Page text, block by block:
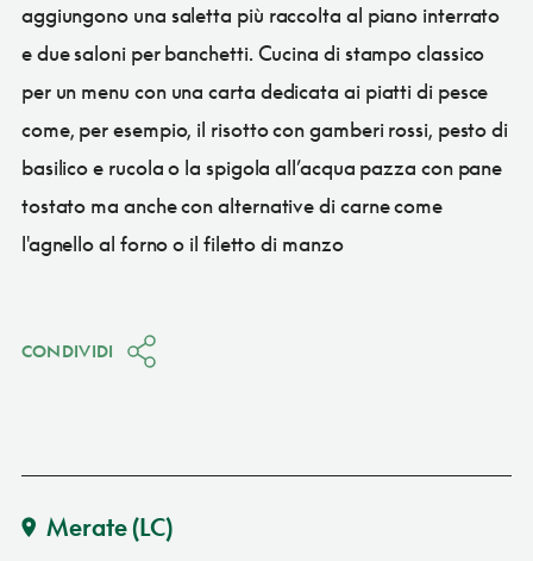
aggiungono una saletta più raccolta al piano interrato
e due saloni per banchetti. Cucina di stampo classico
per un menu con una carta dedicata ai piatti di pesce
come, per esempio, il risotto con gamberi rossi, pesto di
basilico e rucola o la spigola all’acqua pazza con pane
tostato ma anche con alternative di carne come
l'agnello al forno o il filetto di manzo
CONDIVIDI
Merate(LC)